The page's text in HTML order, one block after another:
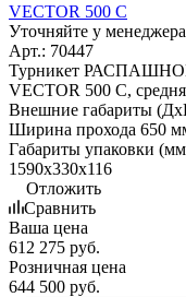
VECTOR 500 С
Уточняйте у менеджера
Арт.: 70447
Турникет
VECTOR 500 C,
Внешние габариты
Ширина прохода 650
Габариты упаковки
1590х330х116
Отложить
Сравнить
Ваша цена
612 275 руб.
Розничная цена
644 500 руб.